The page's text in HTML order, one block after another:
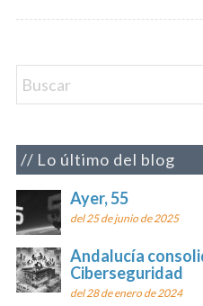
Lo último del blog
Ayer, 55
del 25 de junio de 2025
Andalucía
Ciberseguridad
del 28 de enero de 2024